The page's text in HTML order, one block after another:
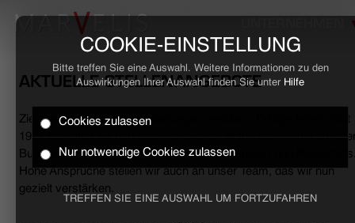
COOKIE-EINSTELLUNG
Bitte treffen Sie eine Auswahl. Weitere Informationen zu den
Auswirkungen Ihrer Auswahl finden Sie unter Hilfe
Cookies zulassen
Nur notwendige Cookies zulassen
TREFFEN SIE EINE AUSWAHL UM FORTZUFAHREN
HOME
BUSINESS
AKTUELLE STELLENANGEBOTE
Ziele erreichen, Herausforderungen meistern, Erfolge feiern. Seit
1994 begleiten wir den anspruchsvollen Mann sowohl mit
Business- als auch mit lässigen Casual-Hemden und Polo-
Hohe Ansprüche stellen wir auch an unser Team, das wir nun
gezielt verstärken.